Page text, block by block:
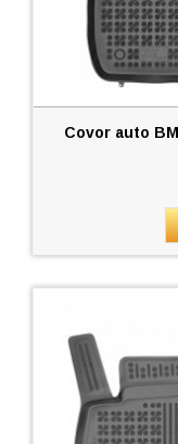
Covor auto